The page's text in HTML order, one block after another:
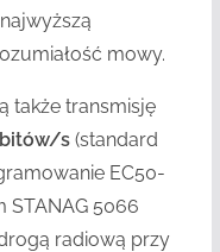
mowy.
także transmisję
s(standard
EC50-
STANAG 5066
radiową przy